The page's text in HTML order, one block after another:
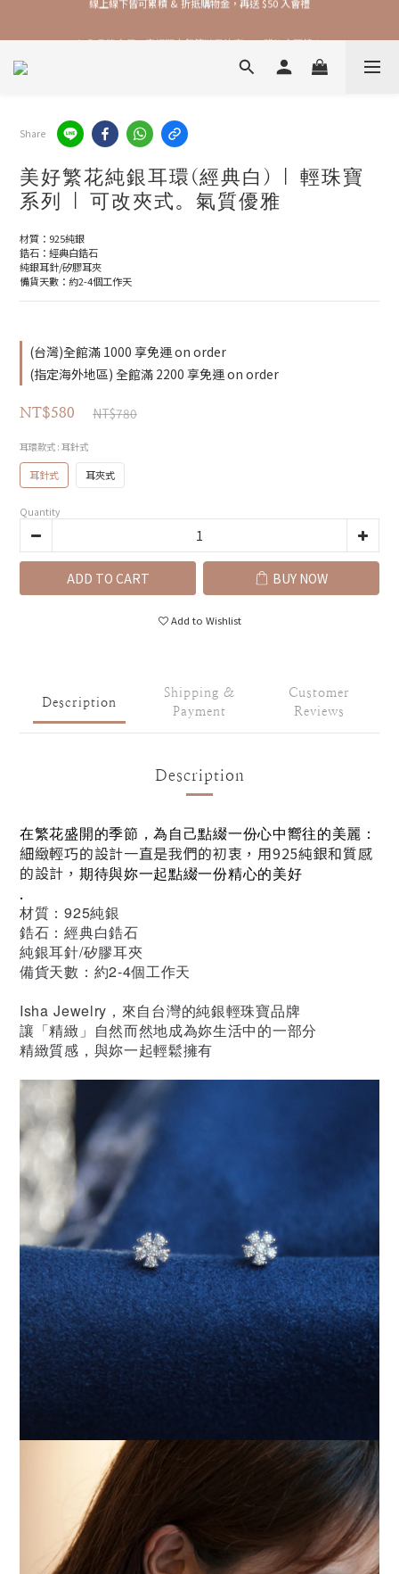
線上線下皆可累積 & 折抵購物金，再送 $50 入會禮
Share
美好繁花純銀耳環(經典白) | 輕珠寶
系列 | 可改夾式。氣質優雅
材質：925純銀
鋯石：經典白鋯石
純銀耳針/矽膠耳夾
備貨天數：約2-4個工作天
(台灣)全館滿 1000 享免運 on order
(指定海外地區) 全館滿 2200 享免運 on order
NT$580 NT$780
耳環款式 : 耳針式
耳針式 耳夾式
Quantity
ADD TO CART BUY NOW
Add to Wishlist
Description
Shipping &
Payment
Customer
Reviews
Description
在繁花盛開的季節，為自己點綴一份心中嚮往的美麗：
細緻輕巧的設計一直是我們的初衷，用925純銀和質感
的設計， 期待與妳一起點綴一份精心的美好
.
材質：925純銀
鋯石：經典白鋯石
純銀耳針/矽膠耳夾
備貨天數：約2-4個工作天
Isha Jewelry，來自台灣的純銀輕珠寶品牌
讓「精緻」自然而然地成為妳生活中的一部分
精緻質感，與妳一起輕鬆擁有